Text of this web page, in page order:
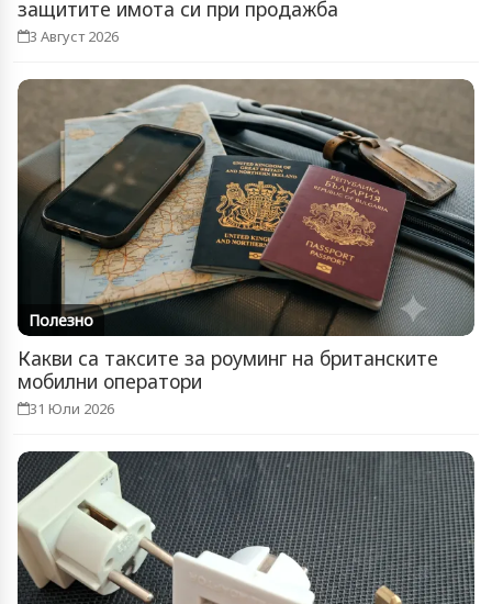
защитите имота си при продажба
3 Август 2026
Полезно
Какви са таксите за роуминг на британските
мобилни оператори
31 Юли 2026